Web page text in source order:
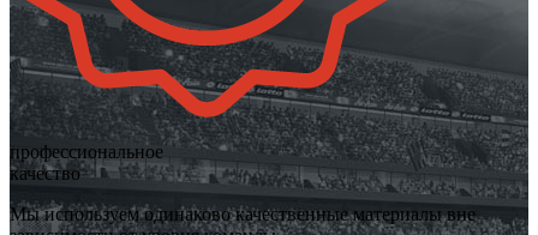
профессиональное
качество
Мы используем одинаково качественные материалы вне